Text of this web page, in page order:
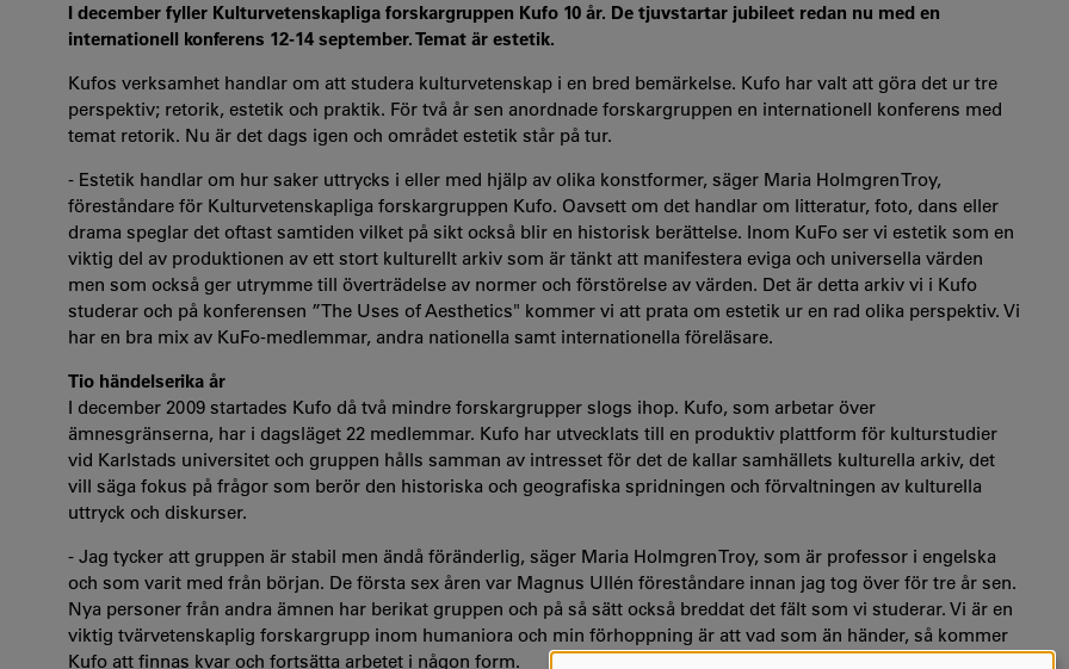
I december fyller Kulturvetenskapliga forskargruppen Kufo 10 år. De tjuvstartar jubileet redan nu med en
internationell konferens 12-14 september. Temat är estetik.
Kufos verksamhet handlar om att studera kulturvetenskap i en bred bemärkelse. Kufo har valt att göra det ur tre
perspektiv; retorik, estetik och praktik. För två år sen anordnade forskargruppen en internationell konferens med
temat retorik. Nu är det dags igen och området estetik står på tur.
- Estetik handlar om hur saker uttrycks i eller med hjälp av olika konstformer, säger Maria Holmgren Troy,
föreståndare för Kulturvetenskapliga forskargruppen Kufo. Oavsett om det handlar om litteratur, foto, dans eller
drama speglar det oftast samtiden vilket på sikt också blir en historisk berättelse. Inom KuFo ser vi estetik som en
viktig del av produktionen av ett stort kulturellt arkiv som är tänkt att manifestera eviga och universella värden
men som också ger utrymme till överträdelse av normer och förstörelse av värden. Det är detta arkiv vi i Kufo
studerar och på konferensen ”The Uses of Aesthetics" kommer vi att prata om estetik ur en rad olika perspektiv. Vi
har en bra mix av KuFo-medlemmar, andra nationella samt internationella föreläsare.
Tio händelserika år
I december 2009 startades Kufo då två mindre forskargrupper slogs ihop. Kufo, som arbetar över
ämnesgränserna, har i dagsläget 22 medlemmar. Kufo har utvecklats till en produktiv plattform för kulturstudier
vid Karlstads universitet och gruppen hålls samman av intresset för det de kallar samhällets kulturella arkiv, det
vill säga fokus på frågor som berör den historiska och geografiska spridningen och förvaltningen av kulturella
uttryck och diskurser.
- Jag tycker att gruppen är stabil men ändå föränderlig, säger Maria Holmgren Troy, som är professor i engelska
och som varit med från början. De första sex åren var Magnus Ullén föreståndare innan jag tog över för tre år sen.
Nya personer från andra ämnen har berikat gruppen och på så sätt också breddat det fält som vi studerar. Vi är en
viktig tvärvetenskaplig forskargrupp inom humaniora och min förhoppning är att vad som än händer, så kommer
Kufo att finnas kvar och fortsätta arbetet i någon form.